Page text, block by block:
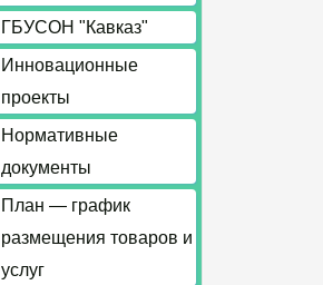
ГБУСОН "Кавказ"
Инновационные
проекты
Нормативные
документы
План — график
размещения товаров и
услуг